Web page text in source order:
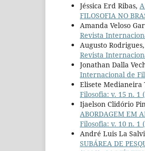
Jéssica Erd Ribas,
FILOSOFIA NO
Amanda Veloso
Revista
Augusto
Revista
Jonathan Dalla
Internacional de
Elisete Medianeira
Filosofia: v. 15 n. 1
Ijaelson Clidório
ABORDAGEM EM
Filosofia: v. 10 n. 1
André Luis La
SUBÁREA DE